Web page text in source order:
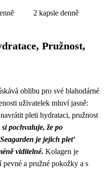
2 kapsle denně
Pružnost,
oblibu pro své blahodárné
uživatelek mluví jasně:
pleti hydrataci, pružnost
pochvaluje, že po
je jejich pleť
viditelné. Kolagen je
a pružné pokožky a s